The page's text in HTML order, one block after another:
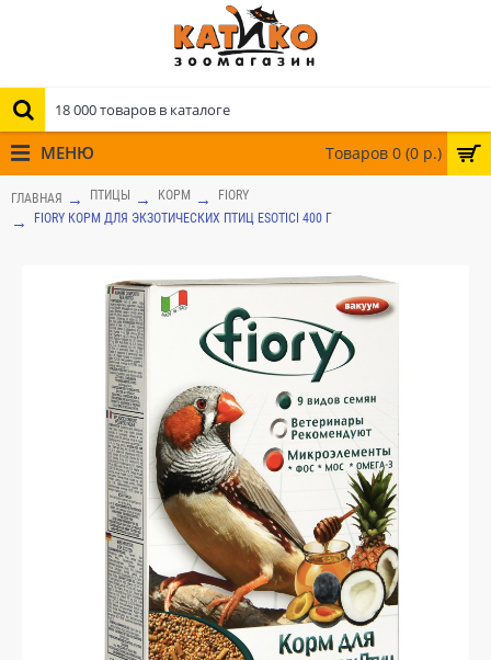
Товаров 0 (0 р.)
МЕНЮ
ГЛАВНАЯ ПТИЦЫ КОРМ
FIORY
FIORY КОРМ ДЛЯ ЭКЗОТИЧЕСКИХ ПТИЦ ESOTICI 400 Г